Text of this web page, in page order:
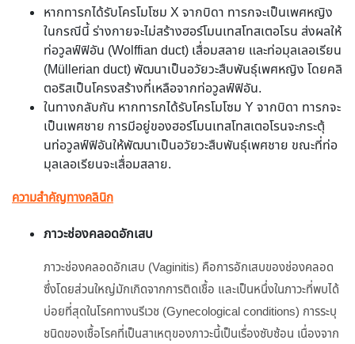
หากทารกได้รับโครโมโซม X จากบิดา ทารกจะเป็นเพศหญิง
ในกรณีนี้ ร่างกายจะไม่สร้างฮอร์โมนเทสโทสเตอโรน ส่งผลให้
ท่อวูลฟ์ฟิอัน (Wolffian duct) เสื่อมสลาย และท่อมุลเลอเรียน
(Müllerian duct) พัฒนาเป็นอวัยวะสืบพันธุ์เพศหญิง โดยคลิ
ตอริสเป็นโครงสร้างที่เหลือจากท่อวูลฟ์ฟิอัน.
ในทางกลับกัน หากทารกได้รับโครโมโซม Y จากบิดา ทารกจะ
เป็นเพศชาย การมีอยู่ของฮอร์โมนเทสโทสเตอโรนจะกระตุ้
นท่อวูลฟ์ฟิอันให้พัฒนาเป็นอวัยวะสืบพันธุ์เพศชาย ขณะที่ท่อ
มุลเลอเรียนจะเสื่อมสลาย.
ความสำคัญทางคลินิก
ภาวะช่องคลอดอักเสบ
ภาวะช่องคลอดอักเสบ (Vaginitis) คือการอักเสบของช่องคลอด
ซึ่งโดยส่วนใหญ่มักเกิดจากการติดเชื้อ และเป็นหนึ่งในภาวะที่พบได้
บ่อยที่สุดในโรคทางนรีเวช (Gynecological conditions) การระบุ
ชนิดของเชื้อโรคที่เป็นสาเหตุของภาวะนี้เป็นเรื่องซับซ้อน เนื่องจาก